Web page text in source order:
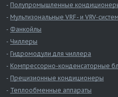
Полупромышленные
Мультизональные VRF- и VRV-
Фанкойлы
Чиллеры
Гидромодули для чиллера
Компрессорно-конденсаторные
Прецизионные кондиционеры
Теплообменные аппараты